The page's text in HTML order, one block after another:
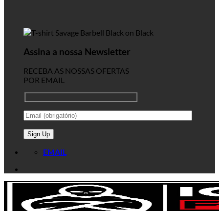
Assina a nossa Newsletter
RECEBA AS NOSSAS OFERTAS
POR EMAIL
EMAIL